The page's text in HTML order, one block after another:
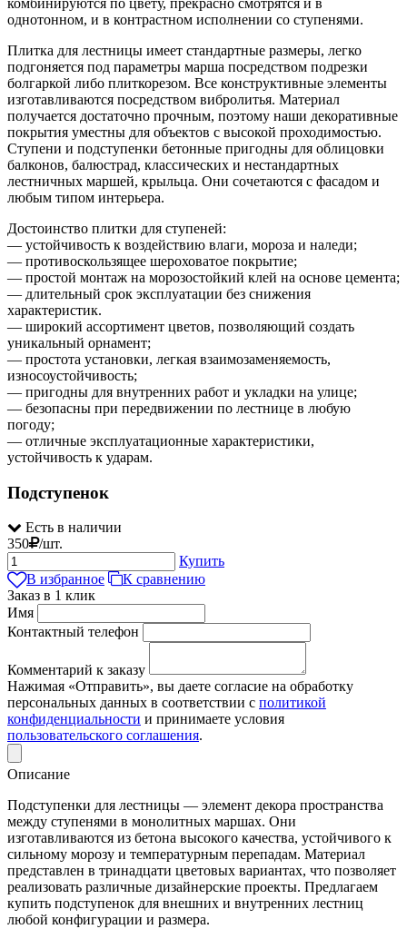
комбинируются по цвету, прекрасно смотрятся и в
однотонном, и в контрастном исполнении со ступенями.
Плитка для лестницы имеет стандартные размеры, легко
подгоняется под параметры марша посредством подрезки
болгаркой либо плиткорезом. Все конструктивные элементы
изготавливаются посредством вибролитья. Материал
получается достаточно прочным, поэтому наши декоративные
покрытия уместны для объектов с высокой проходимостью.
Ступени и подступенки бетонные пригодны для облицовки
балконов, балюстрад, классических и нестандартных
лестничных маршей, крыльца. Они сочетаются с фасадом и
любым типом интерьера.
Достоинство плитки для ступеней:
— устойчивость к воздействию влаги, мороза и наледи;
— противоскользящее шероховатое покрытие;
— простой монтаж на морозостойкий клей на основе цемента;
— длительный срок эксплуатации без снижения
характеристик.
— широкий ассортимент цветов, позволяющий создать
уникальный орнамент;
— простота установки, легкая взаимозаменяемость,
износоустойчивость;
— пригодны для внутренних работ и укладки на улице;
— безопасны при передвижении по лестнице в любую
погоду;
— отличные эксплуатационные характеристики,
устойчивость к ударам.
Подступенок
Есть в наличии
350
/шт.
Купить
В избранное
К сравнению
Заказ в 1 клик
Имя
Контактный телефон
Комментарий к заказу
Нажимая «Отправить», вы даете согласие на обработку
персональных данных в соответствии с политикой
конфиденциальности и принимаете условия
пользовательского соглашения.
Описание
Подступенки для лестницы — элемент декора пространства
между ступенями в монолитных маршах. Они
изготавливаются из бетона высокого качества, устойчивого к
сильному морозу и температурным перепадам. Материал
представлен в тринадцати цветовых вариантах, что позволяет
реализовать различные дизайнерские проекты. Предлагаем
купить подступенок для внешних и внутренних лестниц
любой конфигурации и размера.